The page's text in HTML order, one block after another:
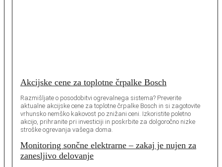
Akcijske cene za toplotne črpalke Bosch
Razmišljate o posodobitvi ogrevalnega sistema? Preverite
aktualne akcijske cene za toplotne črpalke Bosch in si zagotovite
vrhunsko nemško kakovost po znižani ceni. Izkoristite poletno
akcijo, prihranite pri investiciji in poskrbite za dolgoročno nizke
stroške ogrevanja vašega doma.
Monitoring sončne elektrarne – zakaj je nujen za
zanesljivo delovanje